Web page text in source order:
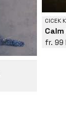
CICEK
99